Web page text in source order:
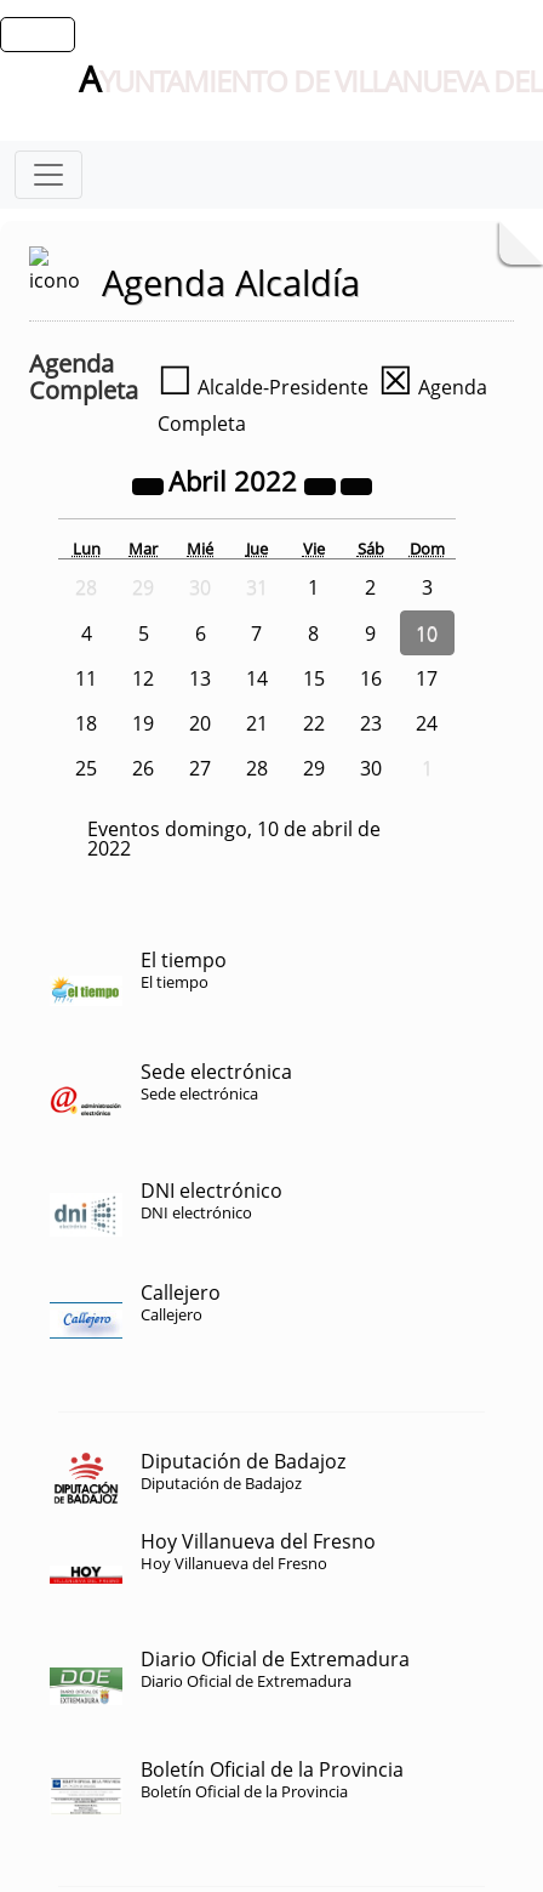
AYUNTAMIENTO DE VILLANUEVA
Agenda Alcaldía
Agenda
Completa
☐ Alcalde-Presidente ☒ Agenda
Completa
Abril 2022
Lun Mar Mié Jue Vie Sáb Dom
28 29 30 31 1 2
3
4
5 6 7 8 9
10
11
12 13 14 15 16
17
18
19 20 21 22 23
24
25
26 27 28 29 30 1
Eventos domingo, 10 de abril de
2022
El tiempo
El tiempo
Sede electrónica
Sede electrónica
DNI electrónico
DNI electrónico
Callejero
Callejero
Diputación de Badajoz
Diputación de Badajoz
Hoy Villanueva del Fresno
Hoy Villanueva del Fresno
Diario Oficial de Extremadura
Diario Oficial de Extremadura
Boletín Oficial de la Provincia
Boletín Oficial de la Provincia